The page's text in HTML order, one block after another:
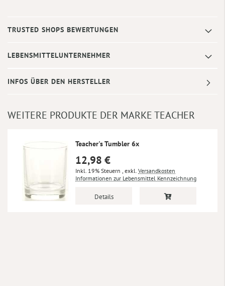
TRUSTED SHOPS BEWERTUNGEN
LEBENSMITTELUNTERNEHMER
INFOS ÜBER DEN HERSTELLER
WEITERE PRODUKTE DER MARKE TEACHER
Teacher's Tumbler 6x
12,98 €
Inkl. 19% Steuern , exkl. Versandkosten
Informationen zur Lebensmittel Kennzeichnung
Details